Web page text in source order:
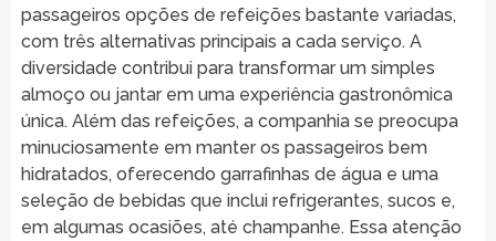
passageiros opções de refeições bastante variadas,
com três alternativas principais a cada serviço. A
diversidade contribui para transformar um simples
almoço ou jantar em uma experiência gastronômica
única. Além das refeições, a companhia se preocupa
minuciosamente em manter os passageiros bem
hidratados, oferecendo garrafinhas de água e uma
seleção de bebidas que inclui refrigerantes, sucos e,
em algumas ocasiões, até champanhe. Essa atenção